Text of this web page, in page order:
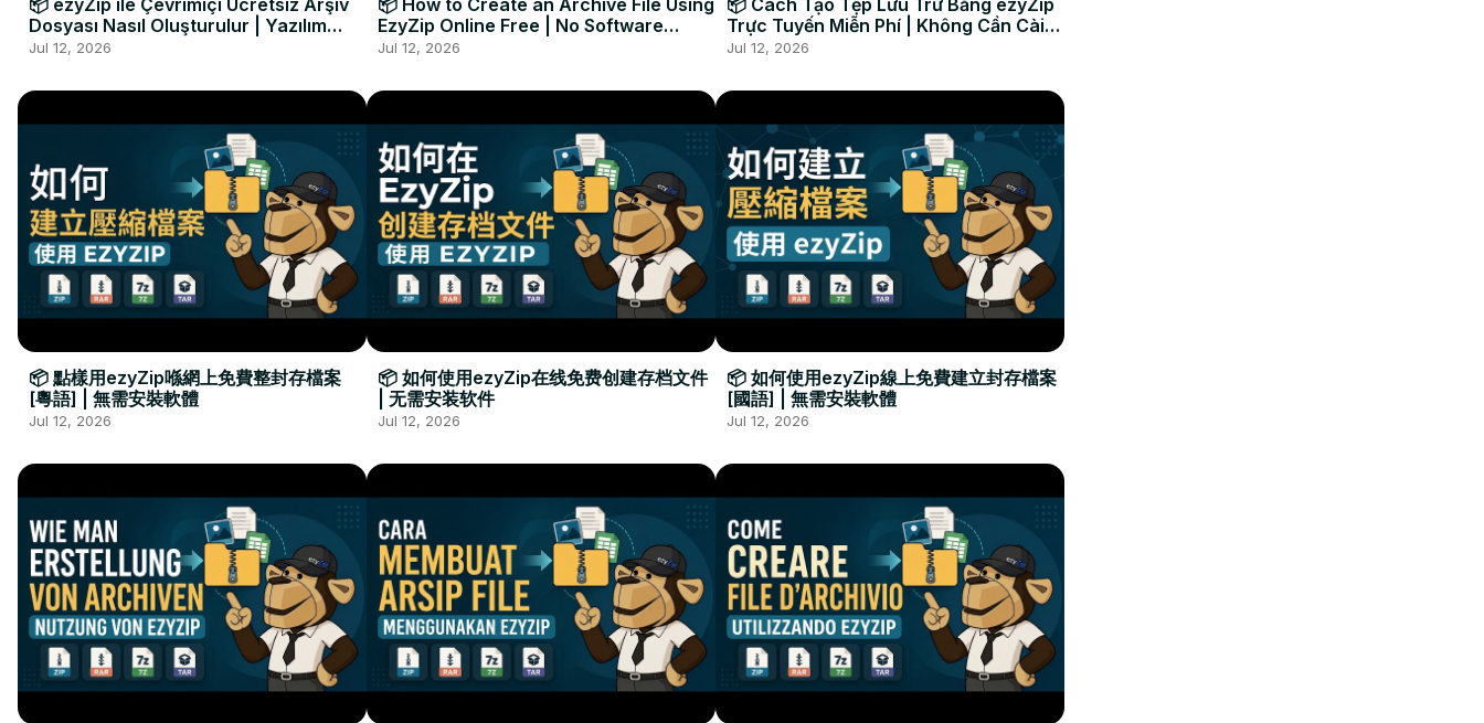
Dosyası Nasıl Oluşturulur | Yazılım
Kurulumu Gerekmez
Jul 12, 2026
EzyZip Online Free | No Software
Installation Required
Jul 12, 2026
Trực Tuyến Miễn Phí | Không Cần Cài
Đặt Phần Mềm
Jul 12, 2026
📦 點樣用ezyZip喺網上免費整封存檔案
[粵語] | 無需安裝軟體
Jul 12, 2026
📦 如何使用ezyZip在线免费创建存档文件
| 无需安装软件
Jul 12, 2026
📦 如何使用ezyZip線上免費建立封存檔案
[國語] | 無需安裝軟體
Jul 12, 2026